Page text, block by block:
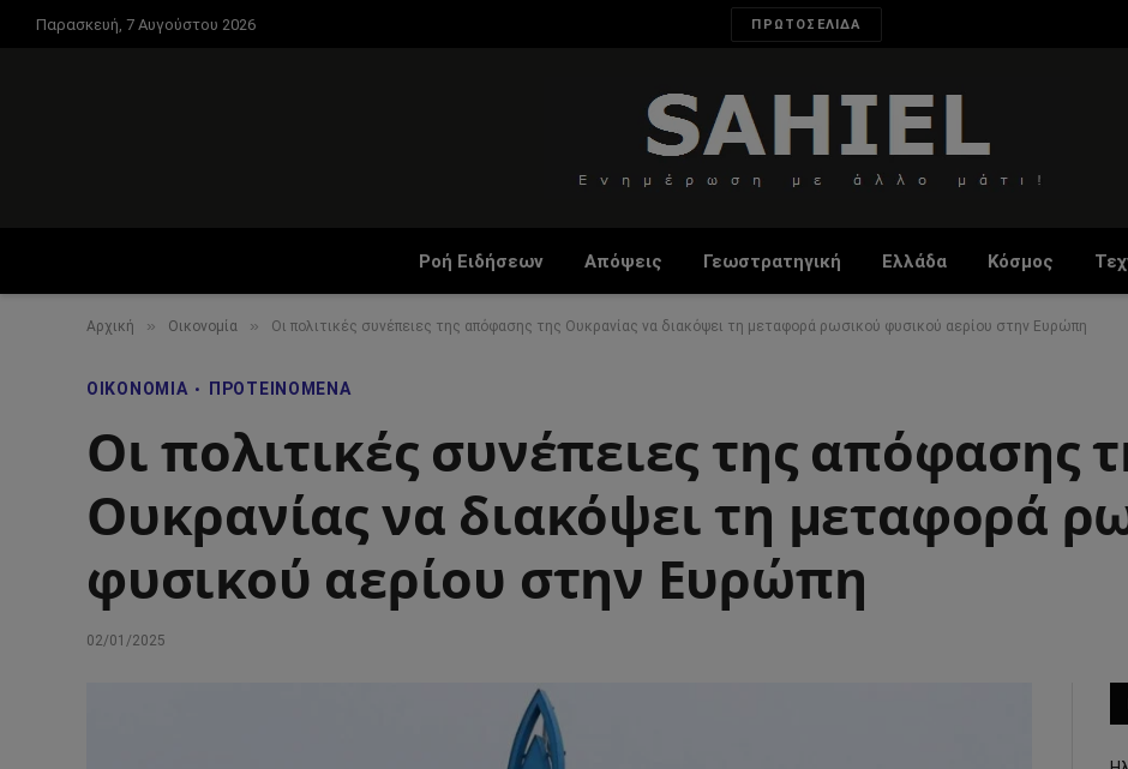
Παρασκευή, 7 Αυγούστου 2026 ΠΡΩΤΟΣΕΛΙΔΑ
Ροή Ειδήσεων Απόψεις Γεωστρατηγική Ελλάδα Κόσμος
Αρχική » Οικονομία » Οι πολιτικές συνέπειες της απόφασης της Ουκρανίας να διακόψει τη μεταφορά ρωσικού φυσικού αερίου στην Ευρώπη
ΟΙΚΟΝΟΜΊΑ ΠΡΟΤΕΙΝΌΜΕΝΑ
Οι πολιτικές συνέπειες της απόφασης
Ουκρανίας να διακόψει τη μεταφορά
φυσικού αερίου στην Ευρώπη
02/01/2025